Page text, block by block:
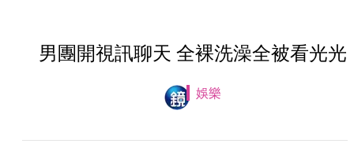
男團開視訊聊天 全裸洗澡全被看光光
娛樂